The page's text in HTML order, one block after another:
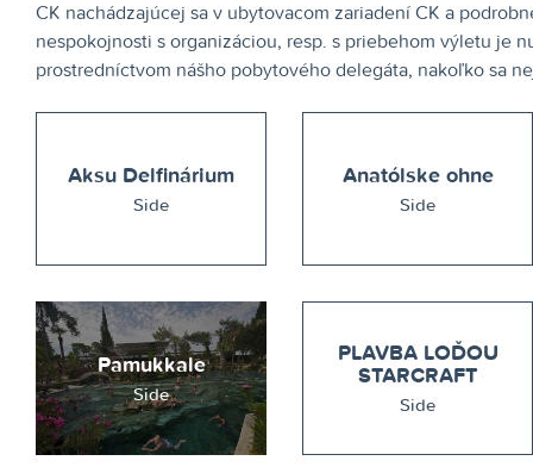
CK nachádzajúcej sa v ubytovacom zariadení CK a
nespokojnosti s organizáciou, resp. s priebehom výletu je
prostredníctvom nášho pobytového delegáta, nakoľko sa
Aksu Delfinárium
Side
Anatólske ohne
Side
Pamukkale
Side
PLAVBA LOĎOU
STARCRAFT
Side